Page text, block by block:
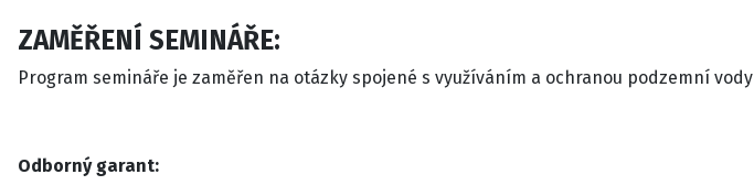
ZAMĚŘENÍ SEMINÁŘE:
Program semináře je zaměřen na otázky spojené s využíváním a ochranou podzemní vody
Odborný garant: